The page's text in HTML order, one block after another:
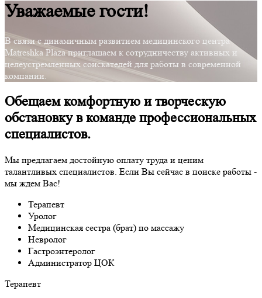
Уважаемые гости!
В связи с динамичным развитием медицинского центра
Matreshka Plaza приглашаем к сотрудничеству активных и
целеустремленных соискателей для работы в современной
компании.
Обещаем комфортную и творческую
обстановку в команде профессиональных
специалистов.
Мы предлагаем достойную оплату труда и ценим
талантливых специалистов. Если Вы сейчас в поиске работы -
мы ждем Вас!
Терапевт
Уролог
Медицинская сестра (брат) по массажу
Невролог
Гастроэнтеролог
Администратор ЦОК
Терапевт